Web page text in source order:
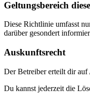
Geltungsbereich
Diese Richtlinie umfasst
darüber gesondert
Auskunftsrecht
Der Betreiber erteilt dir auf
Du kannst jederzeit die